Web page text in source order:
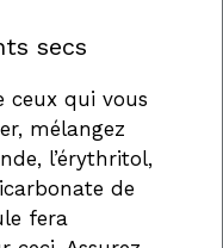
secs
ceux qui vous
mélangez
l’érythritol,
de
fera